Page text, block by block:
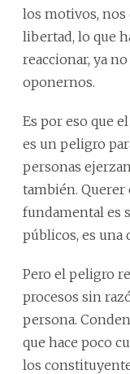
los motivos, nos
libertad, lo que
reaccionar, ya
oponernos.
Es por eso que
es un peligro
personas
también. Querer
fundamental es
públicos, es una
Pero el peligro
procesos sin
persona.
que hace poco
los